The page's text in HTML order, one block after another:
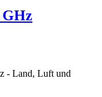
- Land, Luft und